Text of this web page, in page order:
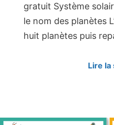
gratuit Système
le nom des planètes
huit planètes puis
Lire la